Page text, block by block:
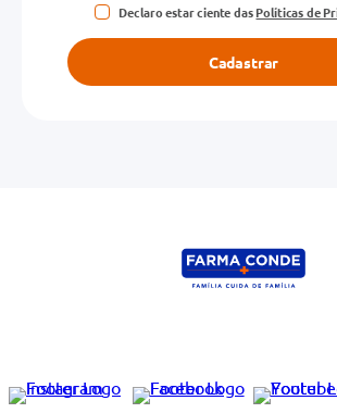
Declaro estar ciente dasPolíticas de
Cadastrar